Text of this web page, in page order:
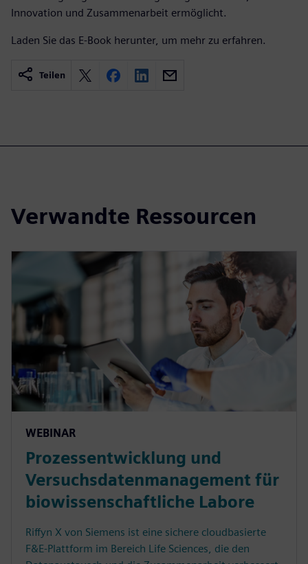
Innovation und Zusammenarbeit ermöglicht.
Laden Sie das E-Book herunter, um mehr zu erfahren.
Teilen
Verwandte Ressourcen
WEBINAR
Prozessentwicklung und
Versuchsdatenmanagement für
biowissenschaftliche Labore
Riffyn X von Siemens ist eine sichere cloudbasierte
F&E-Plattform im Bereich Life Sciences, die den